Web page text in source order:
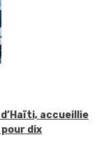
d’Haïti, accueillie
dix